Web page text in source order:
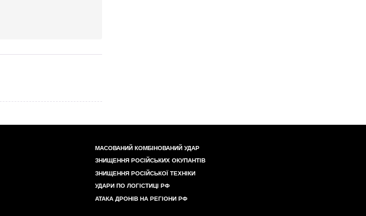
МАСОВАНИЙ КОМБІНОВАНИЙ УДАР
ЗНИЩЕННЯ РОСІЙСЬКИХ ОКУПАНТІВ
ЗНИЩЕННЯ РОСІЙСЬКОЇ ТЕХНІКИ
УДАРИ ПО ЛОГІСТИЦІ РФ
АТАКА ДРОНІВ НА РЕГІОНИ РФ